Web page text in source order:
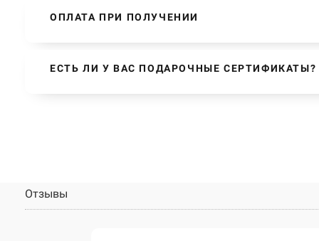
ОПЛАТА ПРИ ПОЛУЧЕНИИ
ЕСТЬ ЛИ У ВАС ПОДАРОЧНЫЕ СЕРТИФИКАТЫ?
Отзывы